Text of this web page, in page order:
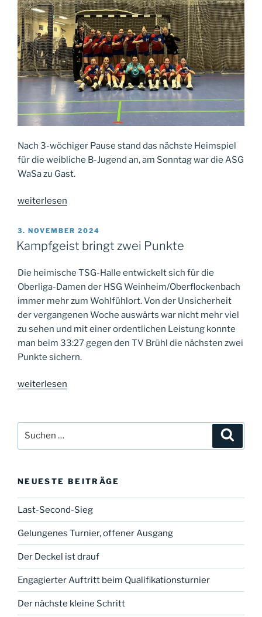
Nach 3-wöchiger Pause stand das nächste Heimspiel
für die weibliche B-Jugend an, am Sonntag war die ASG
WaSa zu Gast.
„Souveräner
weiterlesen
VERÖFFENTLICHT
AM
3. NOVEMBER 2024
Kampfgeist bringt zwei Punkte
Die heimische TSG-Halle entwickelt sich für die
Oberliga-Damen der HSG Weinheim/Oberflockenbach
immer mehr zum Wohlfühlort. Von der Unsicherheit
der vergangenen Woche auswärts war nicht mehr viel
zu sehen und mit einer ordentlichen Leistung konnte
man beim 33:27 gegen den TV Brühl die nächsten zwei
Punkte sichern.
„Kampfgeist
Punkte“
weiterlesen
nach:
NEUESTE BEITRÄGE
Last-Second-Sieg
Gelungenes Turnier, offener Ausgang
Der Deckel ist drauf
Engagierter Auftritt beim Qualifikationsturnier
Der nächste kleine Schritt